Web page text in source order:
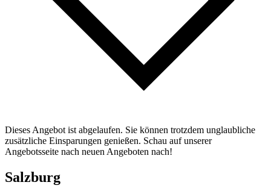
Dieses Angebot ist abgelaufen. Sie können trotzdem unglaubliche
zusätzliche Einsparungen genießen. Schau auf unserer
Angebotsseite nach neuen Angeboten nach!
Salzburg